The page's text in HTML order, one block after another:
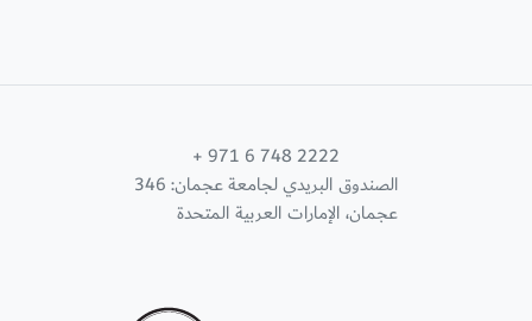
+ 971 6 748 2222
الصندوق البريدي لجامعة عجمان: 346
عجمان، الإمارات العربية المتحدة